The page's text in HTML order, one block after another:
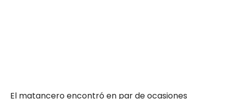
El matancero encontró en par de ocasiones